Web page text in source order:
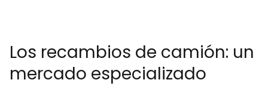
Los recambios de camión: un
mercado especializado